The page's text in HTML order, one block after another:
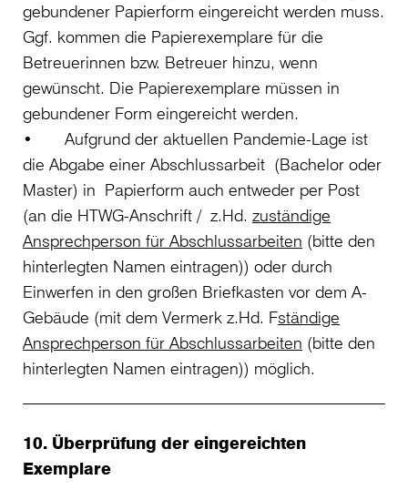
gebundener Papierform eingereicht werden muss.
Ggf. kommen die Papierexemplare für die
Betreuerinnen bzw. Betreuer hinzu, wenn
gewünscht. Die Papierexemplare müssen in
gebundener Form eingereicht werden.
• Aufgrund der aktuellen Pandemie-Lage ist
die Abgabe einer Abschlussarbeit (Bachelor oder
Master) in Papierform auch entweder per Post
(an die HTWG-Anschrift / z.Hd. zuständige
Ansprechperson für Abschlussarbeiten (bitte den
hinterlegten Namen eintragen)) oder durch
Einwerfen in den großen Briefkasten vor dem A-
Gebäude (mit dem Vermerk z.Hd. Fständige
Ansprechperson für Abschlussarbeiten (bitte den
hinterlegten Namen eintragen)) möglich.
10. Überprüfung der eingereichten
Exemplare